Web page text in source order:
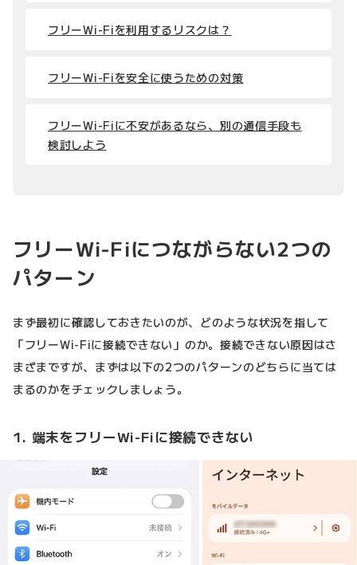
フリーWi-Fiを利用するリスクは？
フリーWi-Fiを安全に使うための対策
フリーWi-Fiに不安があるなら、別の通信手段も
検討しよう
フリーWi-Fiにつながらない2つの
パターン
まず最初に確認しておきたいのが、どのような状況を指して
「フリーWi-Fiに接続できない」のか。接続できない原因はさ
まざまですが、まずは以下の2つのパターンのどちらに当ては
まるのかをチェックしましょう。
1. 端末をフリーWi-Fiに接続できない